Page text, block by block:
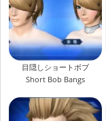
目隠しショートボブ
Short Bob Bangs